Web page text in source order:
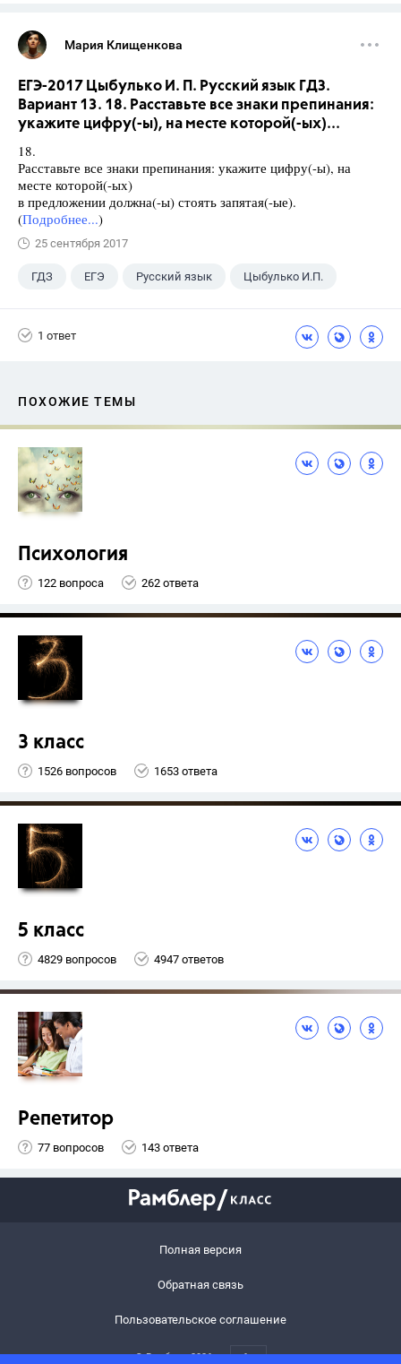
Мария Клищенкова
ЕГЭ-2017 Цыбулько И. П. Русский язык ГДЗ.
Вариант 13. 18. Расставьте все знаки препинания:
укажите цифру(-ы), на месте которой(-ых)...
18.
Расставьте все знаки препинания: укажите цифру(-ы), на
месте которой(-ых)
в предложении должна(-ы) стоять запятая(-ые).
(Подробнее...)
25 сентября 2017
ГДЗ ЕГЭ Русский язык Цыбулько И.П.
1 ответ
ПОХОЖИЕ ТЕМЫ
Психология
122 вопроса 262 ответа
3 класс
1526 вопросов 1653 ответа
5 класс
4829 вопросов 4947 ответов
Репетитор
77 вопросов 143 ответа
Полная версия
Обратная связь
Пользовательское соглашение
© Рамблер,2026 6+